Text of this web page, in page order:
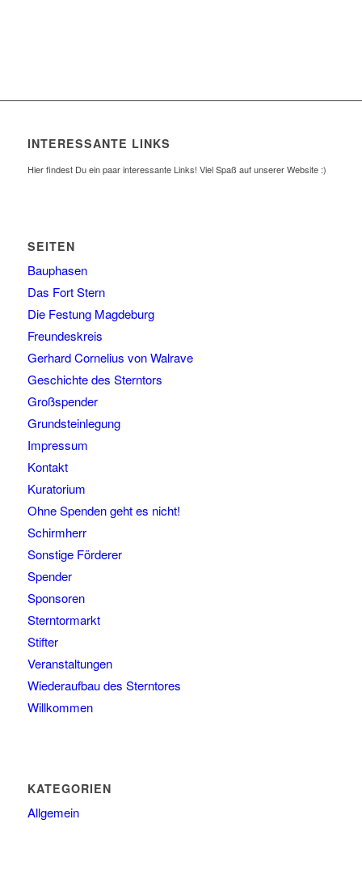
INTERESSANTE LINKS
Hier findest Du ein paar interessante Links! Viel Spaß auf unserer Website :)
SEITEN
Bauphasen
Das Fort Stern
Die Festung Magdeburg
Freundeskreis
Gerhard Cornelius von Walrave
Geschichte des Sterntors
Großspender
Grundsteinlegung
Impressum
Kontakt
Kuratorium
Ohne Spenden geht es nicht!
Schirmherr
Sonstige Förderer
Spender
Sponsoren
Sterntormarkt
Stifter
Veranstaltungen
Wiederaufbau des Sterntores
Willkommen
KATEGORIEN
Allgemein